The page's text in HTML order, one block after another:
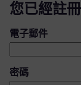
您已經註
登入：使用者和
電子郵件
密碼